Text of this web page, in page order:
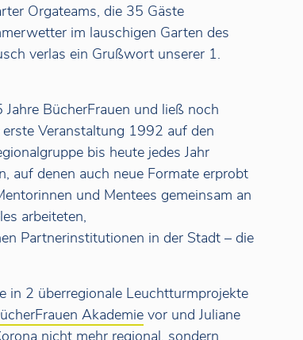
Orgateams, die 35 Gäste
im lauschigen Garten des
verlas ein Grußwort unserer 1.
BücherFrauen und ließ noch
Veranstaltung 1992 auf den
bis heute jedes Jahr
auf denen auch neue Formate erprobt
und Mentees gemeinsam an
arbeiteten,
Partnerinstitutionen in der Stadt – die
in 2 überregionale Leuchtturmprojekte
Akademie vor und Juliane
nicht mehr regional, sondern